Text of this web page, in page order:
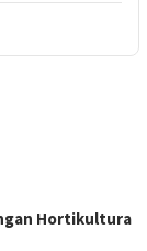
Hortikultura